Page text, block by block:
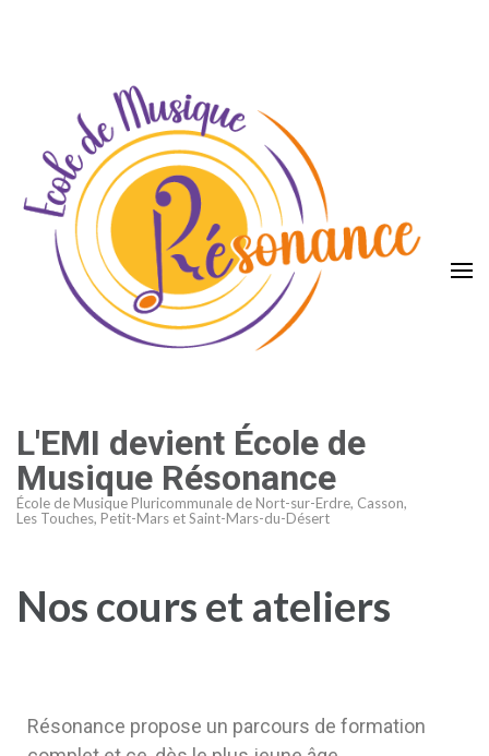
L'EMI devient École de
Musique Résonance
École de Musique Pluricommunale de Nort-sur-Erdre, Casson,
Les Touches, Petit-Mars et Saint-Mars-du-Désert
Nos cours et ateliers
Résonance propose un parcours de formation